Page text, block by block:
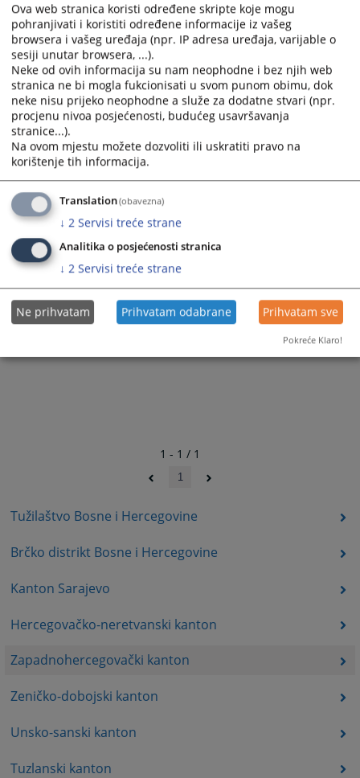
Tužilaštvo Bosne i Hercegovine
Brčko distrikt Bosne i Hercegovine
Kanton Sarajevo
Hercegovačko-neretvanski kanton
Zapadnohercegovački kanton
Zeničko-dobojski kanton
Unsko-sanski kanton
Tuzlanski kanton
1 - 1 / 1
1
Ova web stranica koristi određene skripte koje mogu
pohranjivati i koristiti određene informacije iz vašeg
browsera i vašeg uređaja (npr. IP adresa uređaja, varijable o
sesiji unutar browsera, ...).
Neke od ovih informacija su nam neophodne i bez njih web
stranica ne bi mogla fukcionisati u svom punom obimu, dok
neke nisu prijeko neophodne a služe za dodatne stvari (npr.
procjenu nivoa posjećenosti, budućeg usavršavanja
stranice...).
Na ovom mjestu možete dozvoliti ili uskratiti pravo na
korištenje tih informacija.
Translation(obavezna)
↓ 2 Servisi treće strane
Analitika o posjećenosti stranica
↓ 2 Servisi treće strane
Ne prihvatam Prihvatam odabrane Prihvatam sve
Pokreće Klaro!